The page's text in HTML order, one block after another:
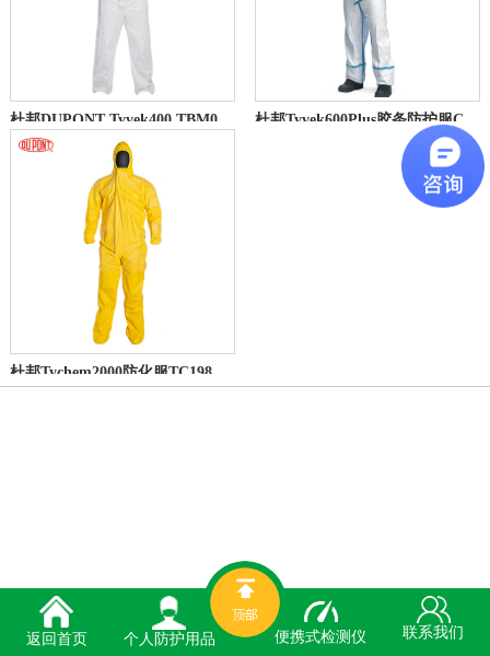
杜邦DUPONT Tyvek400 TBM001 带帽连体防护服
杜邦Tychem2000防化服TC198TYL C级防护服
返回首页 个人防护用品 便携式检测仪 联系我们